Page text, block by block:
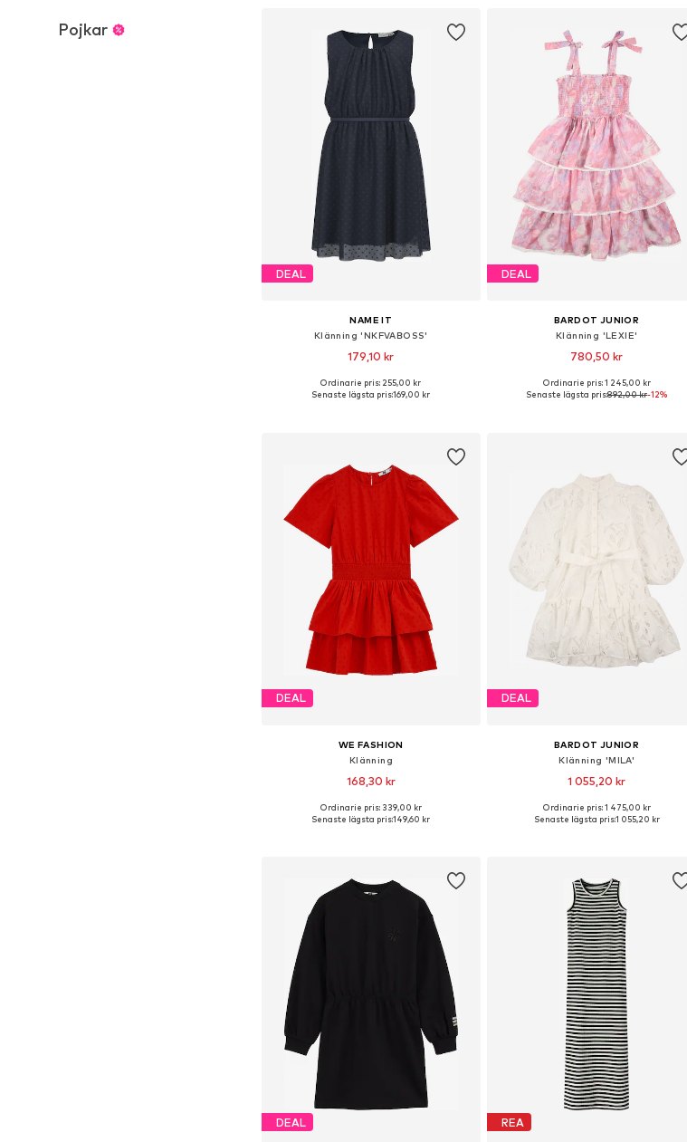
Pojkar
DEAL
NAME IT
Klänning 'NKFVABOSS'
179,10 kr
Tillgänglig i många storlekar
Ordinarie pris: 255,00 kr
Senaste lägsta pris:169,00 kr
DEAL
BARDOT JUNIOR
Klänning 'LEXIE'
780,50 kr
Ordinarie pris: 1 245,00 kr
Senaste lägsta pris:892,00 kr-12%
DEAL
WE FASHION
Klänning
168,30 kr
Tillgänglig i många storlekar
Ordinarie pris: 339,00 kr
Senaste lägsta pris:149,60 kr
DEAL
BARDOT JUNIOR
Klänning 'MILA'
1 055,20 kr
Ordinarie pris: 1 475,00 kr
Senaste lägsta pris:1 055,20 kr
DEAL REA